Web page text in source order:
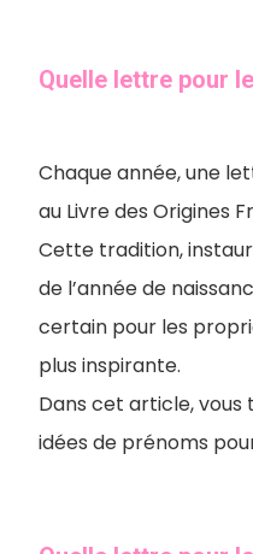
Quelle lettre pour
Chaque année, une
au Livre des Origines
Cette tradition,
de l’année de
certain pour les
plus inspirante.
Dans cet article, vous
idées de prénoms